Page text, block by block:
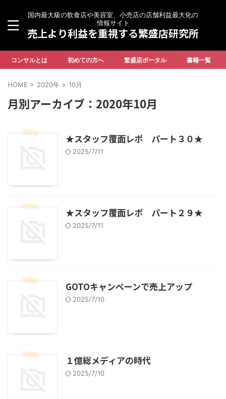
国内最大級の飲食店や美容室、小売店の店舗利益最大化の
情報サイト
売上より利益を重視する繁盛店研究所
コンサルとは 初めての方へ 繁盛店ポータル 書籍一覧
HOME > 2020年 > 10月
月別アーカイブ：2020年10月
★スタッフ覆面レポ パート３０★
2025/7/11
★スタッフ覆面レポ パート２９★
2025/7/11
GOTOキャンペーンで売上アップ
2025/7/10
１億総メディアの時代
2025/7/10